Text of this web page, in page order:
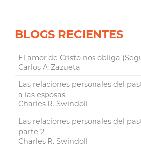
BLOGS RECIENTES
El amor de Cristo nos obliga
Carlos A. Zazueta
Las relaciones personales del
a las esposas
Charles R. Swindoll
Las relaciones personales del
parte 2
Charles R. Swindoll